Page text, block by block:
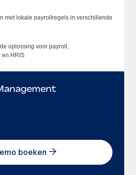
met lokale payrollregels in verschillende
oplossing voor payroll,
en HRIS
boeken